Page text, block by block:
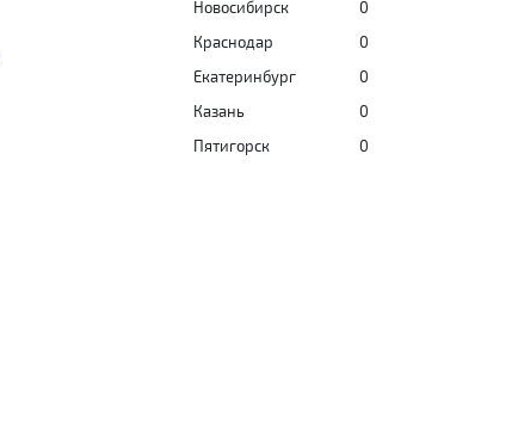
Новосибирск
0
Краснодар
0
Екатеринбург
0
Казань
0
Пятигорск
0